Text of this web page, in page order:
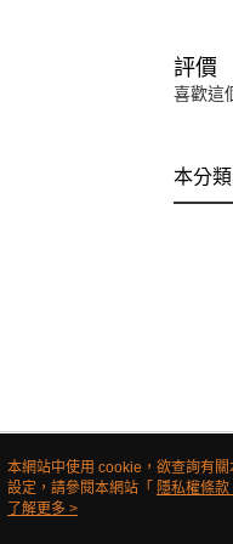
評價
喜歡這
本分
本網站中使用 cookie，欲查詢有
設定，請參閱本網站「 隱私權條款
使用 cookie。
了解更多 >